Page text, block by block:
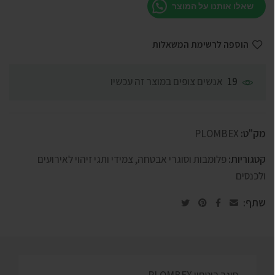
שאלו אותנו על המוצר
הוספה לרשימת המשאלות
19 אנשים צופים במוצר זה עכשיו
מק"ט: PLOMBEX
קטגוריות: פלומבות וסוגרי אבטחה, צמידי ותגי זיהוי לאירועים
ולכנסים
שתף: